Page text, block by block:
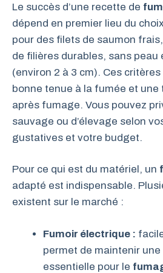
Le succès d’une recette de
dépend en premier lieu du
pour des filets de saumon
de filières durables, sans peau
(environ 2 à 3 cm). Ces
bonne tenue à la fumée et une
après fumage. Vous pouvez
sauvage ou d’élevage selon
gustatives et votre budget.
Pour ce qui est du matériel, un
adapté est indispensable.
existent sur le marché :
Fumoir électrique :
permet de maintenir
essentielle pour le